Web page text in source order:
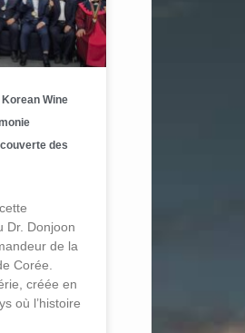
Wine
des
Dr. Donjoon
de la
Corée.
créée en
où l’histoire